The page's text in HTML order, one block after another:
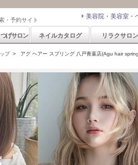
・予約サイト 美容院・美容室・
げサロン ネイルカタログ リラクサロン
プ> アグ ヘアー スプリング 八戸青葉店(Agu hair